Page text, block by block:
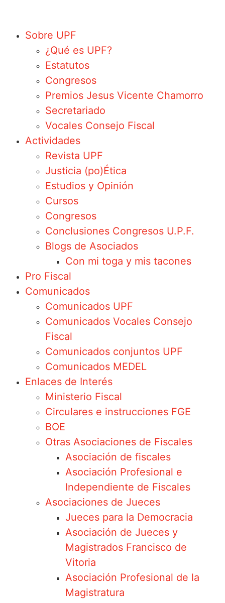
Sobre UPF
¿Qué es UPF?
Estatutos
Congresos
Premios Jesus Vicente Chamorro
Secretariado
Vocales Consejo Fiscal
Actividades
Revista UPF
Justicia (po)Ética
Estudios y Opinión
Cursos
Congresos
Conclusiones Congresos U.P.F.
Blogs de Asociados
Con mi toga y mis tacones
Pro Fiscal
Comunicados
Comunicados UPF
Comunicados Vocales Consejo
Fiscal
Comunicados conjuntos UPF
Comunicados MEDEL
Enlaces de Interés
Ministerio Fiscal
Circulares e instrucciones FGE
BOE
Otras Asociaciones de Fiscales
Asociación de fiscales
Asociación Profesional e
Independiente de Fiscales
Asociaciones de Jueces
Jueces para la Democracia
Asociación de Jueces y
Magistrados Francisco de
Vitoria
Asociación Profesional de la
Magistratura